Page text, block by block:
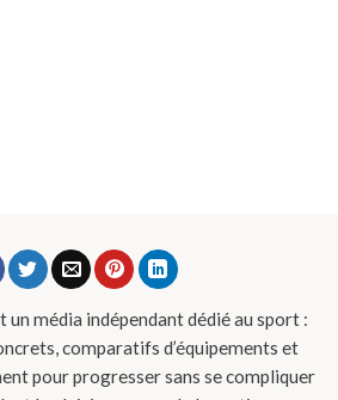
média indépendant dédié au sport :
comparatifs d’équipements et
pour progresser sans se compliquer